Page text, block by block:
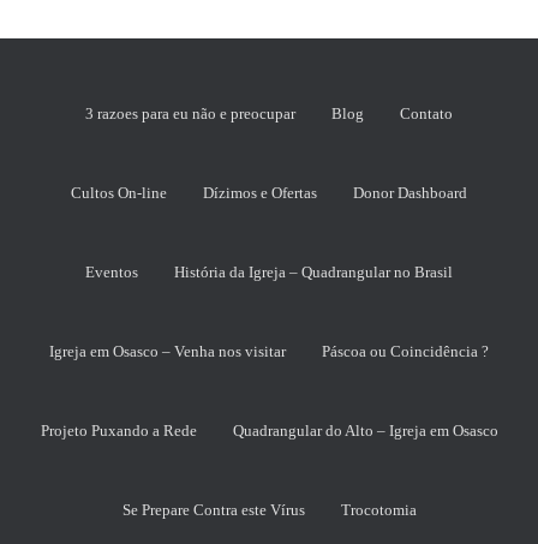
3 razoes para eu não e preocupar Blog Contato
Cultos On-line Dízimos e Ofertas Donor Dashboard
Eventos História da Igreja – Quadrangular no Brasil
Igreja em Osasco – Venha nos visitar Páscoa ou Coincidência ?
Projeto Puxando a Rede Quadrangular do Alto – Igreja em Osasco
Se Prepare Contra este Vírus Trocotomia